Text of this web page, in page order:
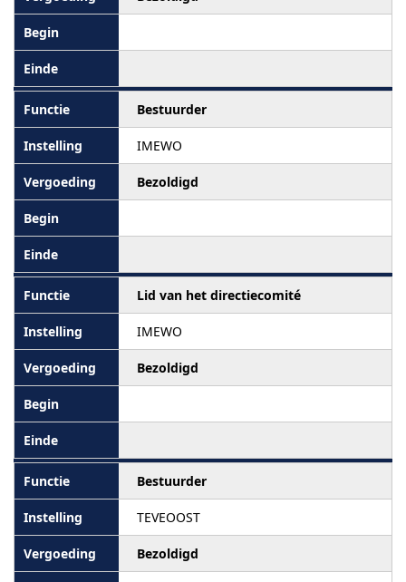
Bestuurder
IMEWO
Bezoldigd
Lid van het directiecomité
IMEWO
Bezoldigd
Bestuurder
TEVEOOST
Bezoldigd